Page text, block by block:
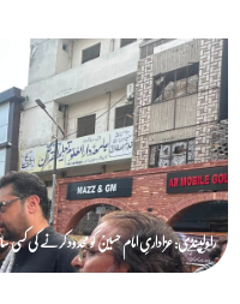
راولپنڈی: عزاداریِ امام حسینؑ کو محدود کرنے